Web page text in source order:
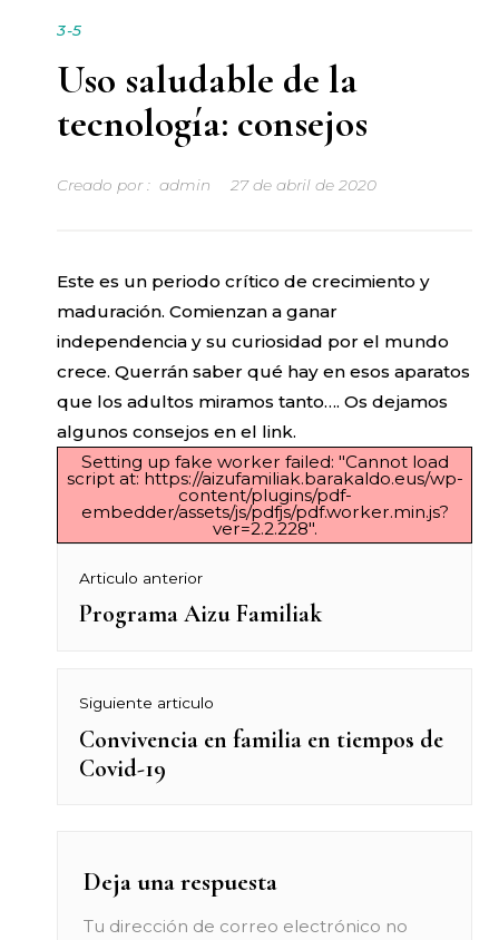
3-5
Uso saludable de la
tecnología: consejos
Creado por : admin 27 de abril de 2020
Este es un periodo crítico de crecimiento y
maduración. Comienzan a ganar
independencia y su curiosidad por el mundo
crece. Querrán saber qué hay en esos aparatos
que los adultos miramos tanto…. Os dejamos
algunos consejos en el link.
Setting up fake worker failed: "Cannot load
script at: https://aizufamiliak.barakaldo.eus/wp-
content/plugins/pdf-
embedder/assets/js/pdfjs/pdf.worker.min.js?
ver=2.2.228".
Navegación
de
Articulo anterior
Previous
Programa Aizu Familiak
Siguiente articulo
Next
post:
Convivencia en familia en tiempos de
Covid-19
Deja una respuesta
Tu dirección de correo electrónico no